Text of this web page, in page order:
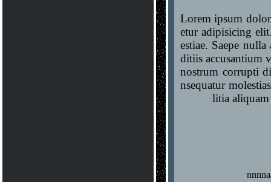
Lorem ipsum
etur adipisicing
estiae. Saepe
ditiis accusantium
nostrum corrupti
nsequatur
litia